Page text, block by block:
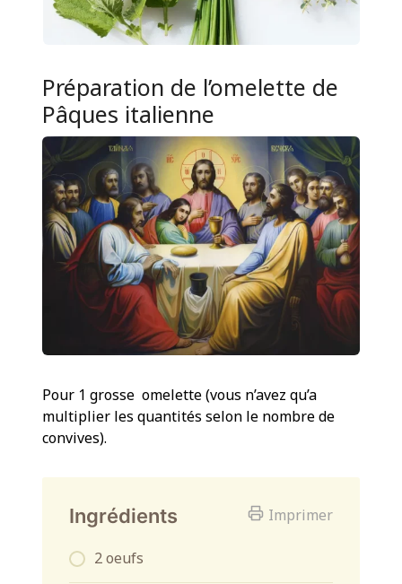
Préparation de l’omelette de
Pâques italienne
Pour 1 grosse omelette (vous n’avez qu’a
multiplier les quantités selon le nombre de
convives).
Imprimer
Ingrédients
2 oeufs